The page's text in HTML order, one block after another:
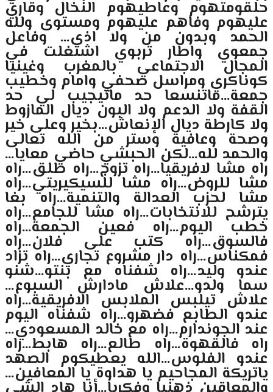
حلقومتهوم وعاطيهوم النخال وقاري
عليهوم وفاهم عليهوم ومستوى ولله
الحمد وبدون من ولا اذى… وفاعل
جمعوي واطار تربوي اشتغلت في
المجال الاجتماعي بالمغرب وغينيا
كوناكري ومراسل صحفي وامام وخطيب
جمعة…ماتنسعا حد ماتيجيب لي حد
القفة ولا الدعم ولا البون ديال المازوط
ولا كارطة ديال الإنعاش…بخير وعلى خير
وصحة وعافية وستر من الله تعالى
والحمد لله…لكن الحبشي حاضي معايا…
راه مشا لافريقيا…راه تزوج…راه طلق…راه
مشا للروض…راه مشا للسيكيريتي…راه
مشا لحزب العدالة والتنمية…راه بغا
يترشح للانتخابات…راه مشا للجامع…راه
خطب اليوم…راه فعين الجمعة…راه
فالسوق…راه كتب على فلان…راه
فمكناس…راه دار مشروع تجاري…راه تزاد
عندو وليد…راه شفناه مع بنتو…شنو
سما ولدو…علاش مادارش السبوع…
علاش تيلبس الملابس الافريقية…راه
عندو الطابع فضهرو…راه شفناه اليوم
عند الجوندارم…راه مع خالد المسعودي…
راه فالقهوة…راه طالع…راه هابط…راه
عندو الفلوس…الله يعطيكوم الصهد
ياتريكة المجاحيم يا هداوة يا المعافين…